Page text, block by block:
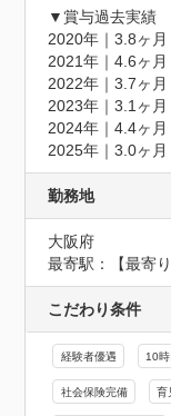
▼賞与過去実績
2020年｜3.8ヶ月
2021年｜4.6ヶ月
2022年｜3.7ヶ月
2023年｜3.1ヶ月
2024年｜4.4ヶ月
2025年｜3.0ヶ月
勤務地
大阪府
最寄駅：【最寄
こだわり条件
経験者優遇 10
社会保険完備 育